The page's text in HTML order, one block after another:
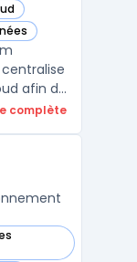
(Microsoft
(Microsoft
afin de
et
complète